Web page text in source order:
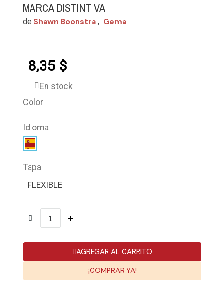
MARCA DISTINTIVA
de Shawn Boonstra , Gema
8,35 $
En stock
Color
Idioma
Tapa
FLEXIBLE
AGREGAR AL CARRITO
¡COMPRAR YA!